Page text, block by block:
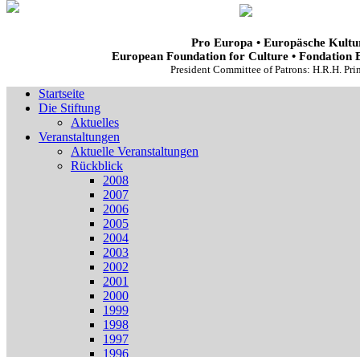
Pro Europa • Europäsche
European Foundation for Culture • Fondation
President Committee of Patrons: H.R.H.
Startseite
Die Stiftung
Aktuelles
Veranstaltungen
Aktuelle Veranstaltungen
Rückblick
2008
2007
2006
2005
2004
2003
2002
2001
2000
1999
1998
1997
1996